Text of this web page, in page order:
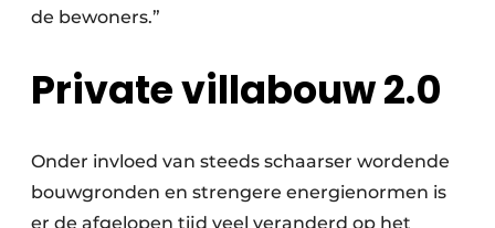
de bewoners.”
Private villabouw 2.0
Onder invloed van steeds schaarser wordende
bouwgronden en strengere energienormen is
er de afgelopen tijd veel veranderd op het